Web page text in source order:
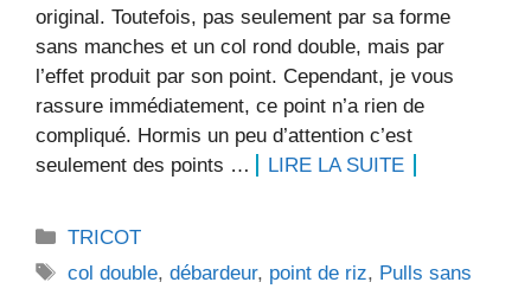
original. Toutefois, pas seulement par sa forme
sans manches et un col rond double, mais par
l’effet produit par son point. Cependant, je vous
rassure immédiatement, ce point n’a rien de
compliqué. Hormis un peu d’attention c’est
seulement des points …
LIRE LA SUITE
Catégories
TRICOT
Étiquettes
col double,débardeur, point de riz, Pulls sans